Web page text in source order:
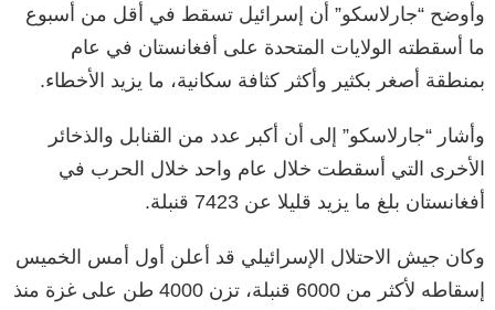
وأوضح “جارلاسكو” أن إسرائيل تسقط في أقل من أسبوع
ما أسقطته الولايات المتحدة على أفغانستان في عام
بمنطقة أصغر بكثير وأكثر كثافة سكانية، ما يزيد الأخطاء.
وأشار “جارلاسكو” إلى أن أكبر عدد من القنابل والذخائر
الأخرى التي أسقطت خلال عام واحد خلال الحرب في
أفغانستان بلغ ما يزيد قليلا عن 7423 قنبلة.
وكان جيش الاحتلال الإسرائيلي قد أعلن أول أمس الخميس
إسقاطه لأكثر من 6000 قنبلة، تزن 4000 طن على غزة منذ